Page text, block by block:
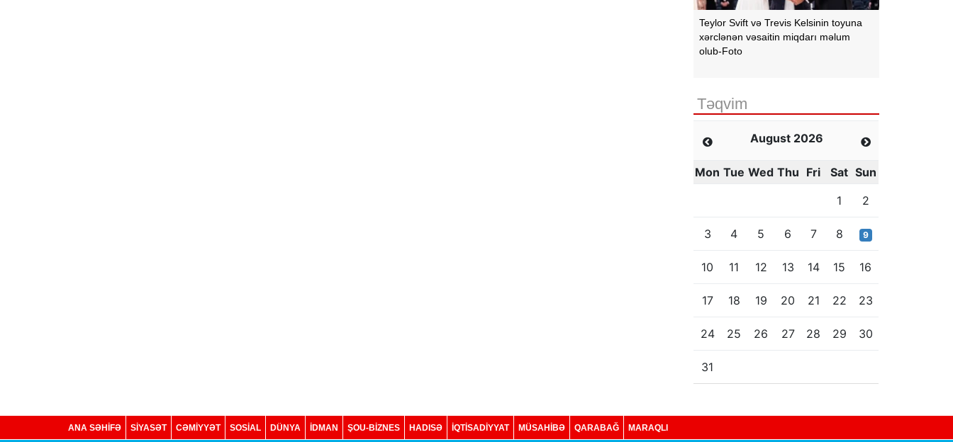
Teylor Svift və Trevis Kelsinin toyuna
xərclənən vəsaitin miqdarı məlum
olub-Foto
Təqvim
August 2026
Mon Tue Wed Thu Fri Sat Sun
1
2
3 4 5 6 7 8 9
10 11 12 13 14 15 16
17 18 19 20 21 22 23
24 25 26 27 28 29 30
31
ANA SƏHİFƏ SİYASƏT CƏMİYYƏT SOSIAL DÜNYA İDMAN ŞOU-BİZNES HADISƏ İQTISADIYYAT MÜSAHİBƏ QARABAĞ MARAQLI